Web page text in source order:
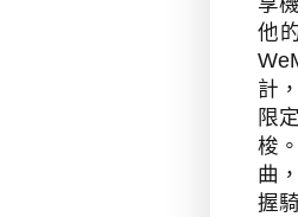
他
計
限
梭
曲
握